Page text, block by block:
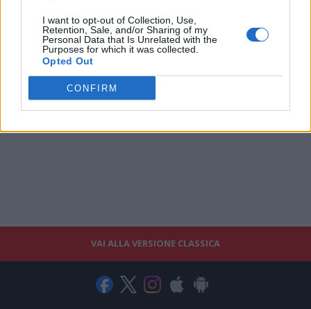
I want to opt-out of Collection, Use,
Retention, Sale, and/or Sharing of my
Personal Data that Is Unrelated with the
Purposes for which it was collected.
Opted Out
CONFIRM
VAI ALLA VERSIONE CLASSICA